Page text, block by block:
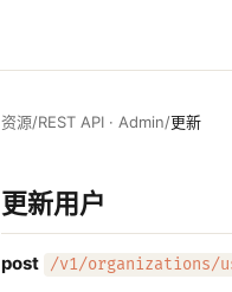
资源/REST API · Admin/更新
更新用户
post /v1/organizations/